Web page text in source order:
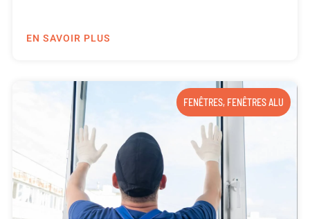
EN SAVOIR PLUS
FENÊTRES, FENÊTRES ALU